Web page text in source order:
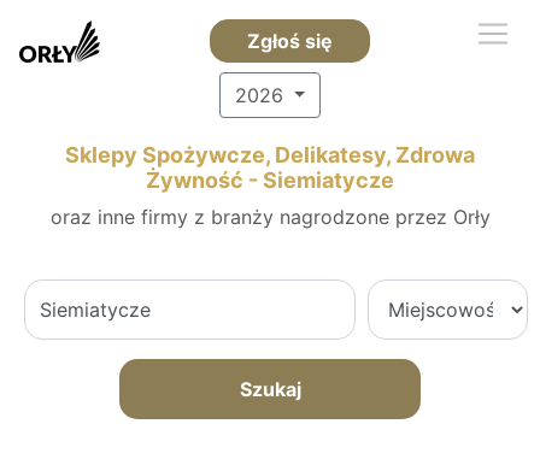
Zgłoś się
2026
Sklepy Spożywcze, Delikatesy, Zdrowa
Żywność - Siemiatycze
oraz inne firmy z branży nagrodzone przez Orły
Szukaj